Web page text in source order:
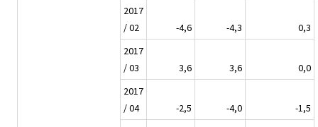
2017
/ 02
-4,6 -4,3
0,3
2017
/ 03
3,6 3,6
0,0
2017
/ 04
-2,5 -4,0
-1,5